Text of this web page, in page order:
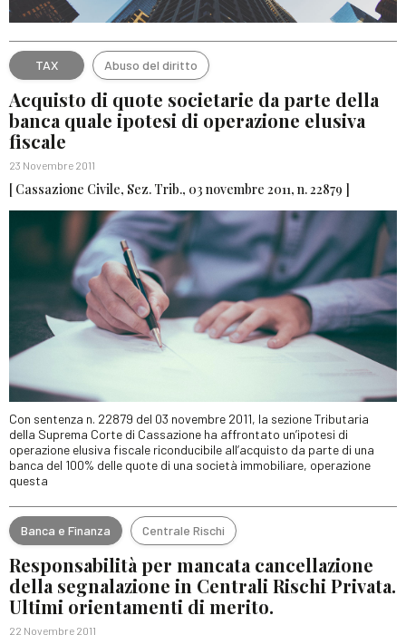
TAX Abuso del diritto
Acquisto di quote societarie da parte della
banca quale ipotesi di operazione elusiva
fiscale
23 Novembre 2011
[ Cassazione Civile, Sez. Trib., 03 novembre 2011, n. 22879 ]
Con sentenza n. 22879 del 03 novembre 2011, la sezione Tributaria
della Suprema Corte di Cassazione ha affrontato un’ipotesi di
operazione elusiva fiscale riconducibile all’acquisto da parte di una
banca del 100% delle quote di una società immobiliare, operazione
questa
Banca e Finanza Centrale Rischi
Responsabilità per mancata cancellazione
della segnalazione in Centrali Rischi Privata.
Ultimi orientamenti di merito.
22 Novembre 2011